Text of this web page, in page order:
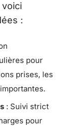
:
pour
prises, les
: Suivi strict
pour